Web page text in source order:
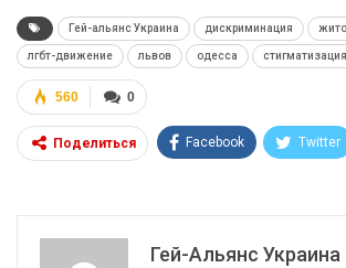
Гей-альянс Украина дискриминация
лгбт-движение львов одесса стигматизация
0
560
Поделиться Facebook Twitter
Гей-Альянс Украина